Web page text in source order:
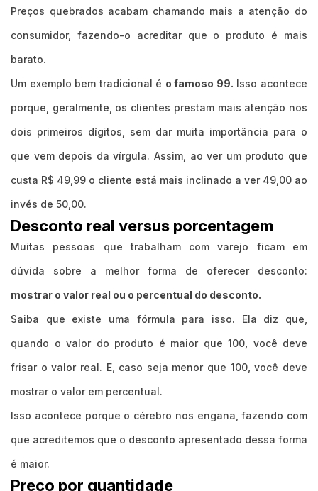
Preços quebrados acabam chamando mais a atenção do
consumidor, fazendo-o acreditar que o produto é mais
barato.
Um exemplo bem tradicional é o famoso 99. Isso acontece
porque, geralmente, os clientes prestam mais atenção nos
dois primeiros dígitos, sem dar muita importância para o
que vem depois da vírgula. Assim, ao ver um produto que
custa R$ 49,99 o cliente está mais inclinado a ver 49,00 ao
invés de 50,00.
Desconto real versus porcentagem
Muitas pessoas que trabalham com varejo ficam em
dúvida sobre a melhor forma de oferecer desconto:
mostrar o valor real ou o percentual do desconto.
Saiba que existe uma fórmula para isso. Ela diz que,
quando o valor do produto é maior que 100, você deve
frisar o valor real. E, caso seja menor que 100, você deve
mostrar o valor em percentual.
Isso acontece porque o cérebro nos engana, fazendo com
que acreditemos que o desconto apresentado dessa forma
é maior.
Preço por quantidade